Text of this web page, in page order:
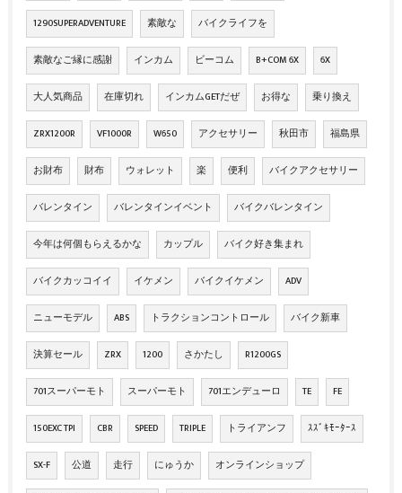
1290SUPERADVENTURE 素敵な バイクライフを
素敵なご縁に感謝 インカム ビーコム B+COM 6X 6X
大人気商品 在庫切れ インカムGETだぜ お得な 乗り換え
ZRX1200R VF1000R W650 アクセサリー 秋田市 福島県
お財布 財布 ウォレット 楽 便利 バイクアクセサリー
バレンタイン バレンタインイベント バイクバレンタイン
今年は何個もらえるかな カップル バイク好き集まれ
バイクカッコイイ イケメン バイクイケメン ADV
ニューモデル ABS トラクションコントロール バイク新車
決算セール ZRX 1200 さかたし R1200GS
701スーパーモト スーパーモト 701エンデューロ TE FE
150EXC TPI CBR SPEED TRIPLE トライアンフ ｽｽﾞｷﾓｰﾀｰｽ
SX-F 公道 走行 にゅうか オンラインショップ